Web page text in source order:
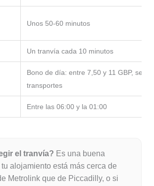
Unos 50-60 minutos
Un tranvía cada 10 minutos
Bono de día: entre 7,50 y 11 GBP,
transportes
Entre las 06:00 y la 01:00
el tranvía? Es una buena
alojamiento está más cerca de
Metrolink que de Piccadilly, o si